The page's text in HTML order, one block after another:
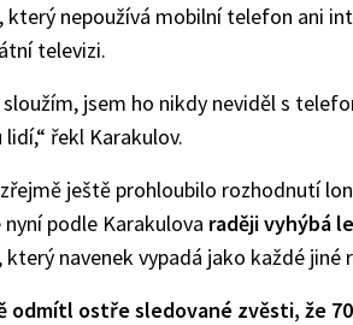
který nepoužívá mobilní telefon ani
televizi.
jsem ho nikdy neviděl s
řekl Karakulov.
ještě prohloubilo rozhodnutí
podle Karakulova raději vyhýbá
, který navenek vypadá jako každé jiné
odmítl ostře sledované zvěsti, že